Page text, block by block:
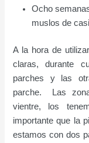
Ocho
muslos de
A la hora de
claras, durante
parches y las
parche. Las
vientre, los
importante que la
estamos con dos